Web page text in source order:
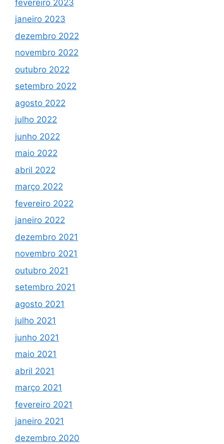
fevereiro 2023
janeiro 2023
dezembro 2022
novembro 2022
outubro 2022
setembro 2022
agosto 2022
julho 2022
junho 2022
maio 2022
abril 2022
março 2022
fevereiro 2022
janeiro 2022
dezembro 2021
novembro 2021
outubro 2021
setembro 2021
agosto 2021
julho 2021
junho 2021
maio 2021
abril 2021
março 2021
fevereiro 2021
janeiro 2021
dezembro 2020